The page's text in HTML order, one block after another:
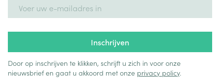
Inschrijven
Door op inschrijven te klikken, schrijft u zich in voor onze
nieuwsbrief en gaat u akkoord met onze privacy policy.